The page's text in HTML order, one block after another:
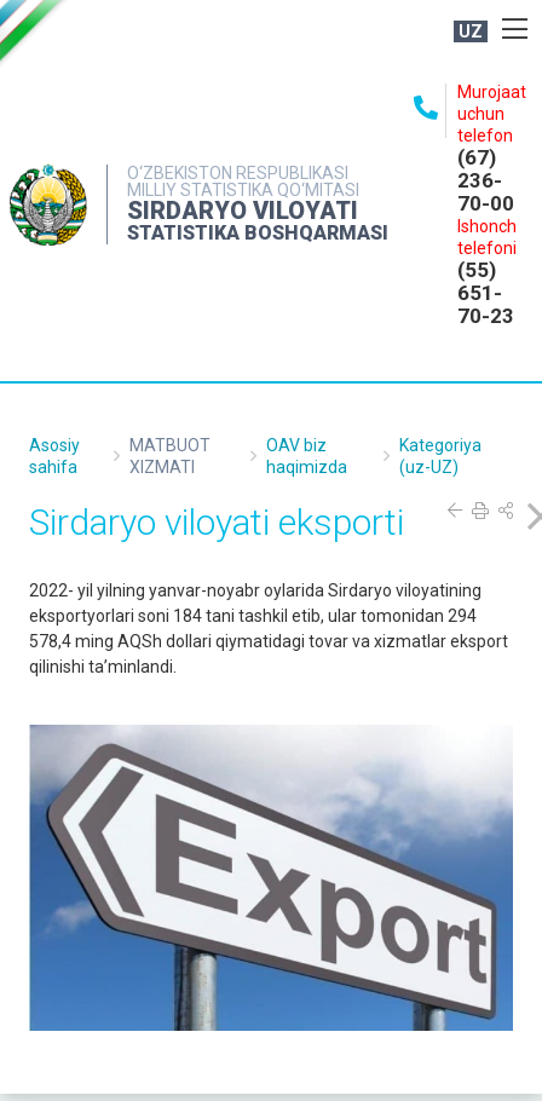
UZ
O‘ZBEKISTON RESPUBLIKASI
MILLIY STATISTIKA QO‘MITASI
SIRDARYO VILOYATI
STATISTIKA BOSHQARMASI
Murojaat
uchun
telefon
(67)
236-
70-00
Ishonch
telefoni
(55)
651-
70-23
NASHRLAR
INTERAKTIV XIZMATLAR
MATBUOT XIZMATI
Asosiy
sahifa
MATBUOT
XIZMATI
OAV biz
haqimizda
Kategoriya
(uz-UZ)
Sirdaryo viloyati eksporti
2022- yil yilning yanvar-noyabr oylarida Sirdaryo viloyatining
eksportyorlari soni 184 tani tashkil etib, ular tomonidan 294
578,4 ming AQSh dollari qiymatidagi tovar va xizmatlar eksport
qilinishi ta’minlandi.